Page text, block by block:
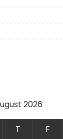
2026
T F